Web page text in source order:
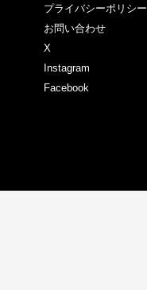
プライバシーポリシー
お問い合わせ
X
Instagram
Facebook